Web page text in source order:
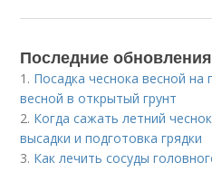
Последние
1. Посадка чеснока весной на
весной в открытый грунт
2. Когда сажать летний
высадки и подготовка грядки
3. Как лечить сосуды